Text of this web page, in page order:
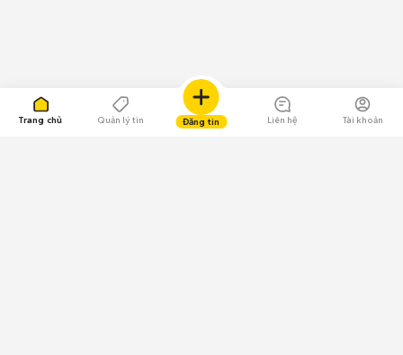
Trang chủ Quản lý tin Đăng tin Liên hệ Tài khoản